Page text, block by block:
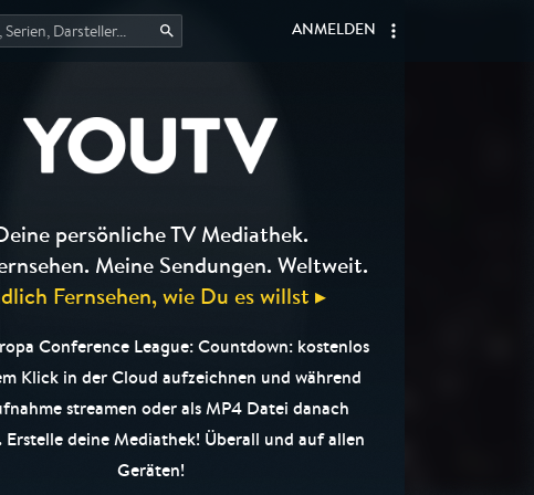
ANMELDEN
persönliche TV Mediathek.
Meine Sendungen. Weltweit.
Fernsehen, wie Du es willst ▸
Conference League: Countdown: kostenlos
Klick in der Cloud aufzeichnen und während
streamen oder als MP4 Datei danach
deine Mediathek! Überall und auf allen
Geräten!